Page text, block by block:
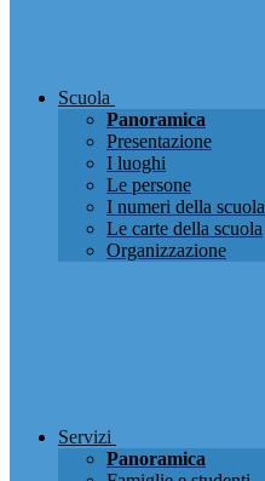
Scuola
Panoramica
Presentazione
I luoghi
Le persone
I numeri della scuola
Le carte della scuola
Organizzazione
Servizi
Panoramica